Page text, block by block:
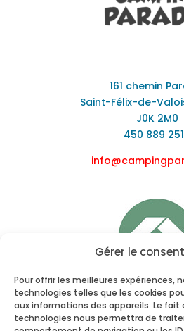
Gérer le
Pour offrir les meilleures expériences,
technologies telles que les cookies
aux informations des appareils. Le fait
technologies nous permettra de
161 chemin
Saint-Félix-de-
J0K 2M0
450 889